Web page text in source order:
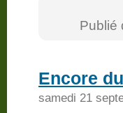
Publié
Encore
samedi 21